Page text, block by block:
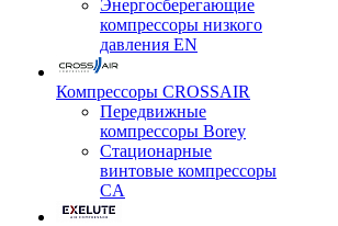
Энергосберегающие
компрессоры низкого
давления EN
Компрессоры CROSSAIR
Передвижные
компрессоры Borey
Стационарные
винтовые компрессоры
CA